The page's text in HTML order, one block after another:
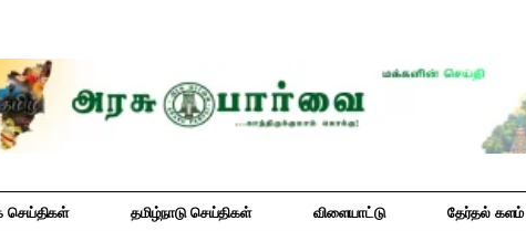
செய்திகள் தமிழ்நாடு செய்திகள் விளையாட்டு தேர்தல் களம்